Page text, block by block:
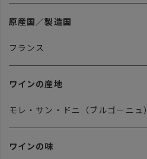
原産国／製造国
フランス
ワインの産地
モレ・サン・ドニ（ブルゴーニュ）
ワインの味